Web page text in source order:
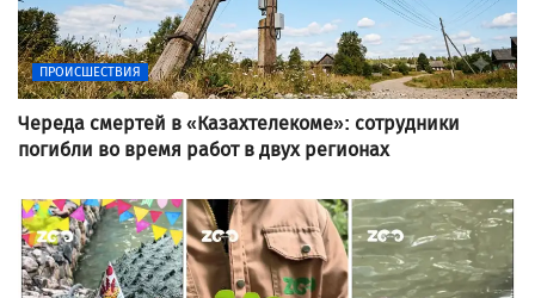
ПРОИСШЕСТВИЯ
Череда смертей в «Казахтелекоме»: сотрудники
погибли во время работ в двух регионах